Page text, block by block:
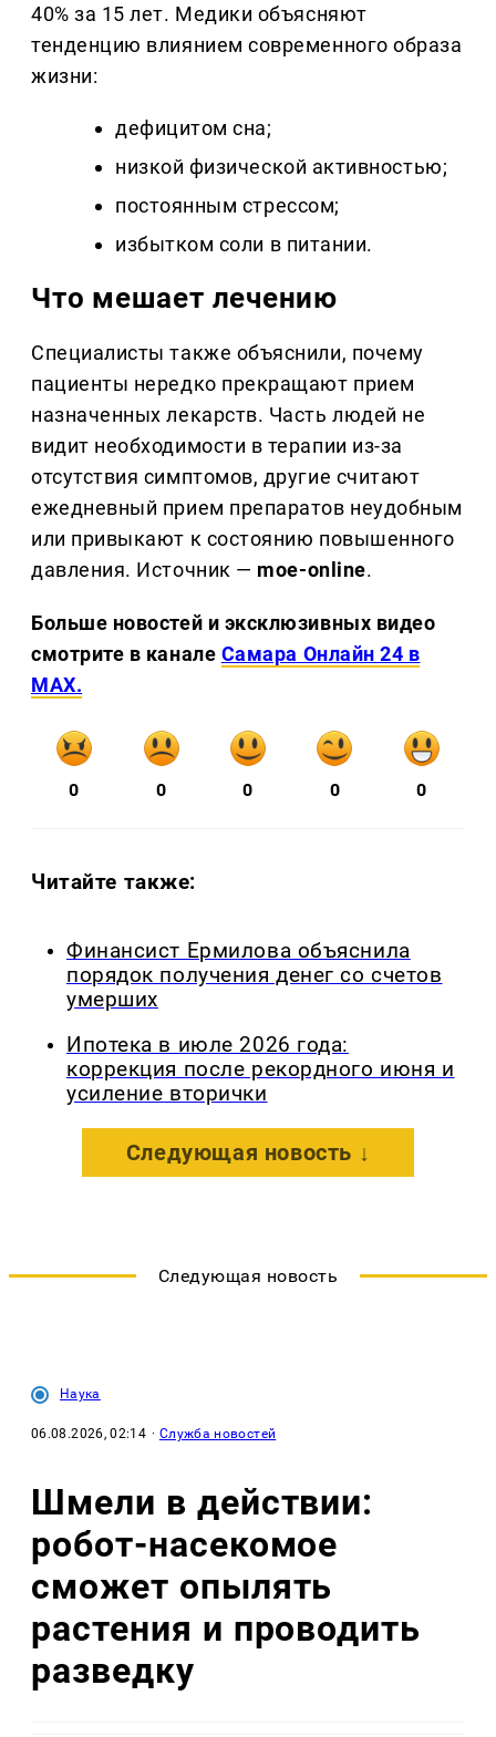
40% за 15 лет. Медики объясняют
тенденцию влиянием современного образа
жизни:
дефицитом сна;
низкой физической активностью;
постоянным стрессом;
избытком соли в питании.
Что мешает лечению
Специалисты также объяснили, почему
пациенты нередко прекращают прием
назначенных лекарств. Часть людей не
видит необходимости в терапии из-за
отсутствия симптомов, другие считают
ежедневный прием препаратов неудобным
или привыкают к состоянию повышенного
давления. Источник — moe-online.
Больше новостей и эксклюзивных видео
смотрите в канале Самара Онлайн 24 в
MAX.
0 0 0 0 0
Читайте также:
Финансист Ермилова объяснила
порядок получения денег со счетов
умерших
Ипотека в июле 2026 года:
коррекция после рекордного июня и
усиление вторички
Следующая новость ↓
Следующая новость
Наука
06.08.2026, 02:14 · Служба новостей
Шмели в действии:
робот-насекомое
сможет опылять
растения и проводить
разведку